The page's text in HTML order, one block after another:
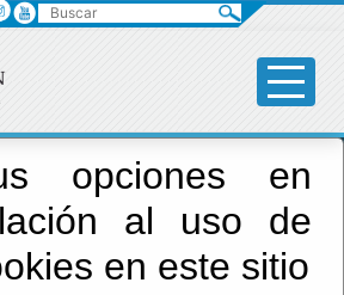
opciones en
al uso de
en este sitio
Menú Diputación
Buscar